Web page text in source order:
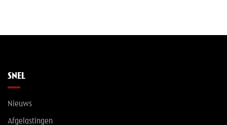
SNEL
Nieuws
Afgelastingen